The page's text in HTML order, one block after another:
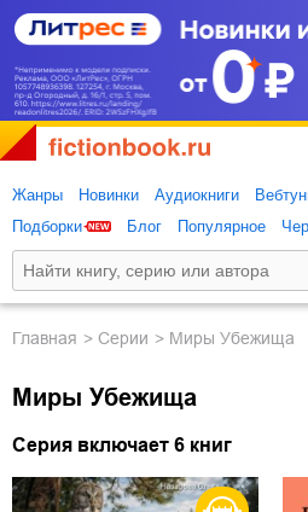
Жанры Новинки Аудиокниги
Подборки
Блог Популярное
Главная Серии Миры Убежища
Миры Убежища
Серия включает 6 книг